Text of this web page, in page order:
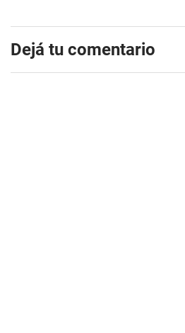
Dejá tu comentario